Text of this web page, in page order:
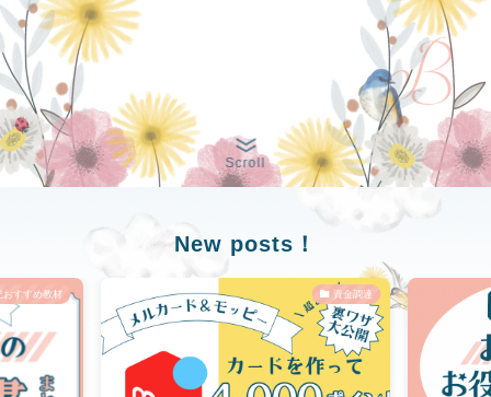
Scroll
New posts！
おすすめ教材 資金調達